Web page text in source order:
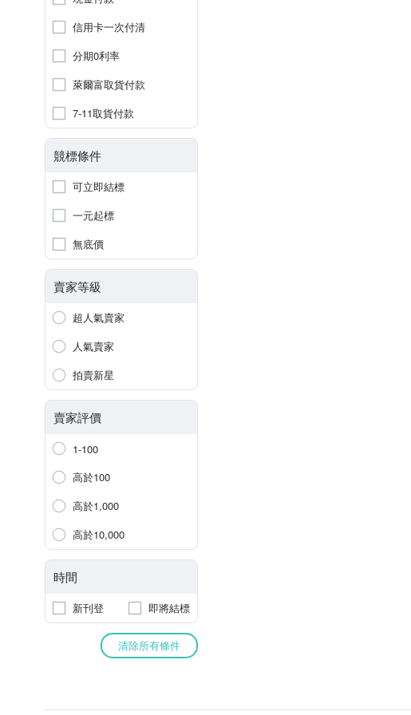
信用卡一次付清
分期0利率
萊爾富取貨付款
7-11取貨付款
競標條件
可立即結標
一元起標
無底價
賣家等級
超人氣賣家
人氣賣家
拍賣新星
賣家評價
1-100
高於100
高於1,000
高於10,000
時間
新刊登 即將結標
清除所有條件